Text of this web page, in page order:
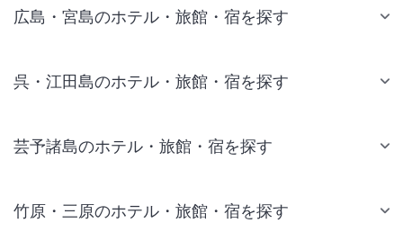
広島・宮島のホテル・旅館・宿を探す
呉・江田島のホテル・旅館・宿を探す
芸予諸島のホテル・旅館・宿を探す
竹原・三原のホテル・旅館・宿を探す